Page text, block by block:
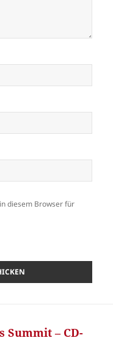
diesem Browser für
Summit – CD-